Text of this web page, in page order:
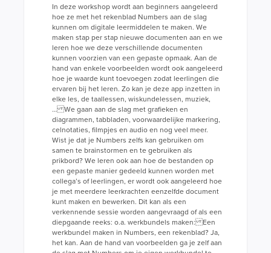
In deze workshop wordt aan beginners aangeleerd
hoe ze met het rekenblad Numbers aan de slag
kunnen om digitale leermiddelen te maken. We
maken stap per stap nieuwe documenten aan en we
leren hoe we deze verschillende documenten
kunnen voorzien van een gepaste opmaak. Aan de
hand van enkele voorbeelden wordt ook aangeleerd
hoe je waarde kunt toevoegen zodat leerlingen die
ervaren bij het leren. Zo kan je deze app inzetten in
elke les, de taallessen, wiskundelessen, muziek,
… We gaan aan de slag met grafieken en
diagrammen, tabbladen, voorwaardelijke markering,
celnotaties, filmpjes en audio en nog veel meer.
Wist je dat je Numbers zelfs kan gebruiken om
samen te brainstormen en te gebruiken als
prikbord? We leren ook aan hoe de bestanden op
een gepaste manier gedeeld kunnen worden met
collega’s of leerlingen, er wordt ook aangeleerd hoe
je met meerdere leerkrachten eenzelfde document
kunt maken en bewerken. Dit kan als een
verkennende sessie worden aangevraagd of als een
diepgaande reeks: o.a. werkbundels maken: Een
werkbundel maken in Numbers, een rekenblad? Ja,
het kan. Aan de hand van voorbeelden ga je zelf aan